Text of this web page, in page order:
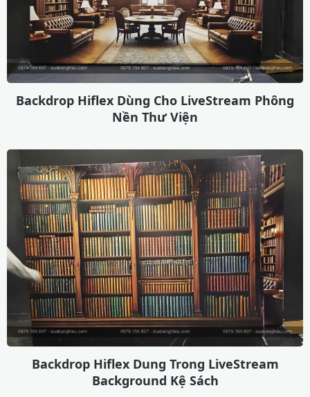
Backdrop Hiflex Dùng Cho LiveStream Phông
Nền Thư Viện
Backdrop Hiflex Dung Trong LiveStream
Background Kệ Sách